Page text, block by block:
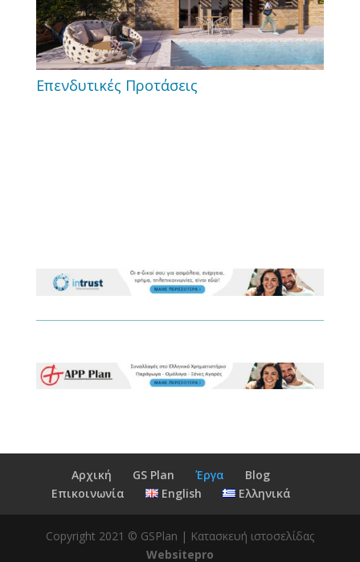
Επενδυτικές Προτάσεις
Αρχική GS Plan Έργα
Blog
Επικοινωνία
English Ελληνικά
Copyright 2021 © GSPlan | Κατασκευή ιστοσελίδας
Websitepro